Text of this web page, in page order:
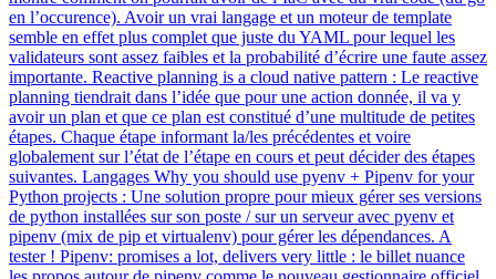
en l’occurence). Avoir un vrai langage et un moteur de template
semble en effet plus complet que juste du YAML pour lequel les
validateurs sont assez faibles et la probabilité d’écrire une faute assez
importante. Reactive planning is a cloud native pattern : Le reactive
planning tiendrait dans l’idée que pour une action donnée, il va y
avoir un plan et que ce plan est constitué d’une multitude de petites
étapes. Chaque étape informant la/les précédentes et voire
globalement sur l’état de l’étape en cours et peut décider des étapes
suivantes. Langages Why you should use pyenv + Pipenv for your
Python projects : Une solution propre pour mieux gérer ses versions
de python installées sur son poste / sur un serveur avec pyenv et
pipenv (mix de pip et virtualenv) pour gérer les dépendances. A
tester ! Pipenv: promises a lot, delivers very little : le billet nuance